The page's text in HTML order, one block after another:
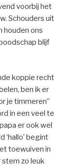
voorbij het
Schouders uit
houden ons
blijf
koppie recht
ben ik er
je timmeren”
in een veel te
er ook wel
‘hallo’ begint
toewuiven in
stem zo leuk